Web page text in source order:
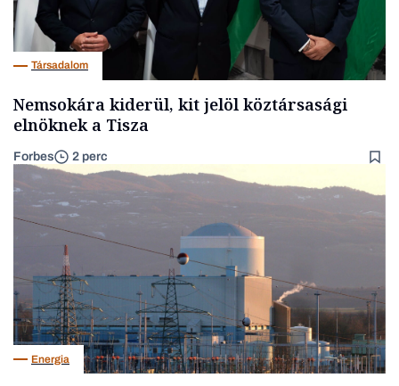
Társadalom
Nemsokára kiderül, kit jelöl köztársasági
elnöknek a Tisza
Forbes 2 perc
Energia